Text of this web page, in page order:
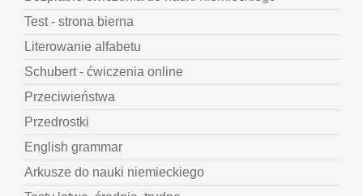
Test - strona bierna
Literowanie alfabetu
Schubert - ćwiczenia online
Przeciwieństwa
Przedrostki
English grammar
Arkusze do nauki niemieckiego